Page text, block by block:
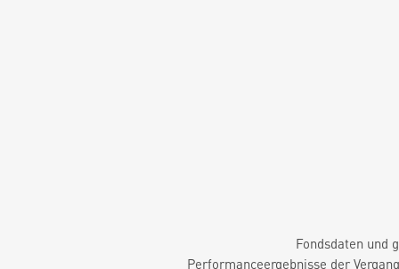
Fondsdaten und
Performanceergebnisse der